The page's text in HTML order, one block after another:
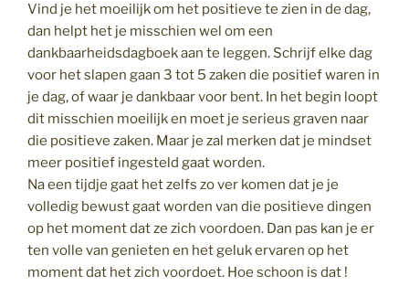
Vind je het moeilijk om het positieve te zien in de dag,
dan helpt het je misschien wel om een
dankbaarheidsdagboek aan te leggen. Schrijf elke dag
voor het slapen gaan 3 tot 5 zaken die positief waren in
je dag, of waar je dankbaar voor bent. In het begin loopt
dit misschien moeilijk en moet je serieus graven naar
die positieve zaken. Maar je zal merken dat je mindset
meer positief ingesteld gaat worden.
Na een tijdje gaat het zelfs zo ver komen dat je je
volledig bewust gaat worden van die positieve dingen
op het moment dat ze zich voordoen. Dan pas kan je er
ten volle van genieten en het geluk ervaren op het
moment dat het zich voordoet. Hoe schoon is dat !